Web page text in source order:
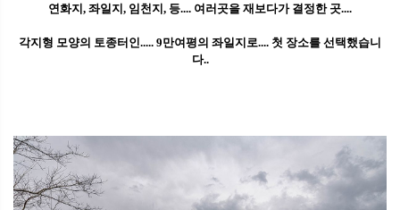
연화지, 좌일지, 임천지, 등.... 여러곳을 재보다가 결정한 곳....
각지형 모양의 토종터인..... 9만여평의 좌일지로.... 첫 장소를 선택했습니
다..